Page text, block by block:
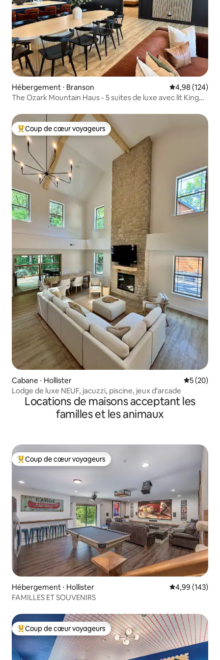
Hébergement ⋅ Branson Évaluation
4,98 (124)
The Ozark Mountain Haus - 5 suites de luxe avec lit King
Coups de cœur voyageurs les plus appréciés
Coup de cœur voyageurs
Cabane ⋅ Hollister
5 (20)
Lodge de luxe NEUF, jacuzzi, piscine, jeux d'arcade
Locations de maisons acceptant les
familles et les animaux
Coups de cœur voyageurs les plus appréciés
Coup de cœur voyageurs
Hébergement ⋅ Hollister Évaluation
4,99 (143)
FAMILLES ET SOUVENIRS
Coups de cœur voyageurs les plus appréciés
Coup de cœur voyageurs